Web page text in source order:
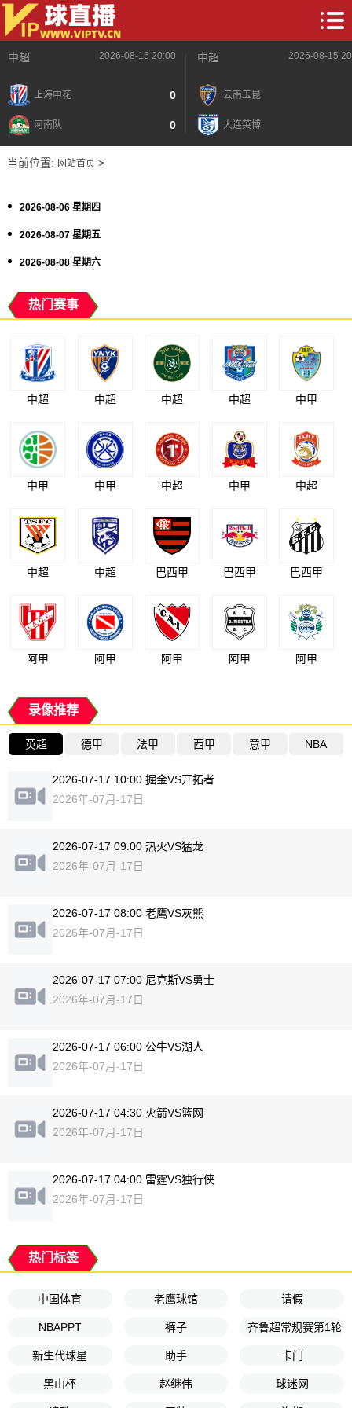
中超 2026-08-15 20:00
上海申花 0
河南队 0
中超 2026-08-15
云南玉昆
大连英博
当前位置: 网站首页>
2026-08-06 星期四
2026-08-07 星期五
2026-08-08 星期六
热门赛事
中超 中超 中超 中超 中甲
中甲 中甲 中超 中甲 中超
中超 中超 巴西甲 巴西甲 巴西甲
阿甲 阿甲 阿甲 阿甲 阿甲
录像推荐
英超 德甲 法甲 西甲 意甲 NBA
2026-07-17 10:00 掘金VS开拓者
2026年-07月-17日
2026-07-17 09:00 热火VS猛龙
2026年-07月-17日
2026-07-17 08:00 老鹰VS灰熊
2026年-07月-17日
2026-07-17 07:00 尼克斯VS勇士
2026年-07月-17日
2026-07-17 06:00 公牛VS湖人
2026年-07月-17日
2026-07-17 04:30 火箭VS篮网
2026年-07月-17日
2026-07-17 04:00 雷霆VS独行侠
2026年-07月-17日
热门标签
中国体育 老鹰球馆 请假
NBAPPT 裤子 齐鲁超常规赛第1轮
新生代球星 助手 卡门
黑山杯 赵继伟 球迷网